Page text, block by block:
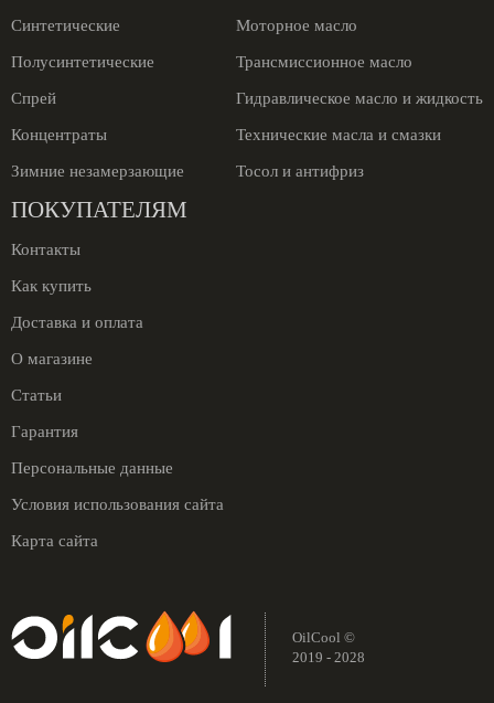
Синтетические
Полусинтетические
Спрей
Концентраты
Зимние незамерзающие
Моторное масло
Трансмиссионное масло
Гидравлическое масло и жидкость
Технические масла и смазки
Тосол и антифриз
ПОКУПАТЕЛЯМ
Контакты
Как купить
Доставка и оплата
О магазине
Статьи
Гарантия
Персональные данные
Условия использования сайта
Карта сайта
OilCool ©
2019 - 2028